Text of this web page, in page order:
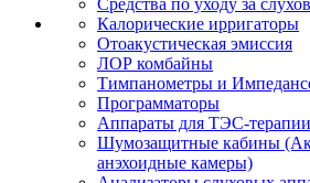
Средства по уходу за
Калорические ирригаторы
Отоакустическая эмиссия
ЛОР комбайны
Тимпанометры и
Программаторы
Аппараты для ТЭС-терапии
Шумозащитные кабины
анэхоидные камеры)